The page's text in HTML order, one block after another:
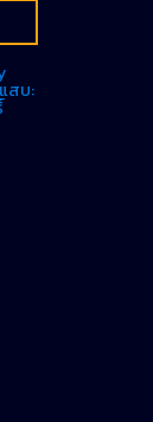
สบ: